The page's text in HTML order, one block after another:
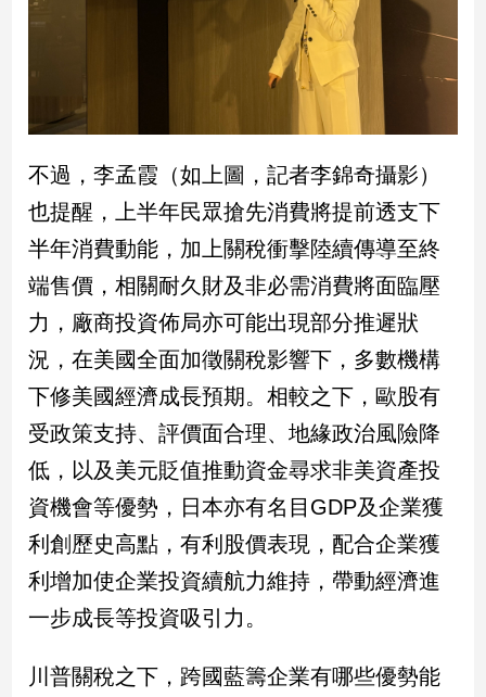
不過，李孟霞（如上圖，記者李錦奇攝影）
也提醒，上半年民眾搶先消費將提前透支下
半年消費動能，加上關稅衝擊陸續傳導至終
端售價，相關耐久財及非必需消費將面臨壓
力，廠商投資佈局亦可能出現部分推遲狀
況，在美國全面加徵關稅影響下，多數機構
下修美國經濟成長預期。相較之下，歐股有
受政策支持、評價面合理、地緣政治風險降
低，以及美元貶值推動資金尋求非美資產投
資機會等優勢，日本亦有名目GDP及企業獲
利創歷史高點，有利股價表現，配合企業獲
利增加使企業投資續航力維持，帶動經濟進
一步成長等投資吸引力。
川普關稅之下，跨國藍籌企業有哪些優勢能